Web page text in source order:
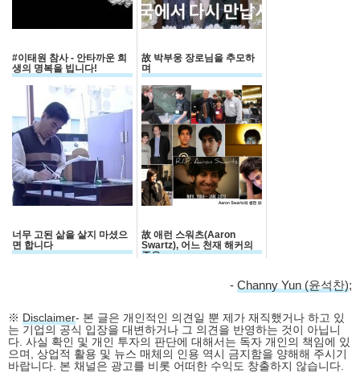
#이태원 참사 - 안타까운 희
생의 명복을 빕니다!
故 박부웅 장로님을 추모하
며
너무 고된 삶을 살지 마셨으
면 합니다
故 애런 스워츠(Aaron
Swartz), 어느 천재 해커의
죽음
- Channy Yun (윤석찬);
※ Disclaimer- 본 글은 개인적인 의견일 뿐 제가 재직했거나 하고 있
는 기업의 공식 입장을 대변하거나 그 의견을 반영하는 것이 아닙니
다. 사실 확인 및 개인 투자의 판단에 대해서는 독자 개인의 책임에 있
으며, 상업적 활용 및 뉴스 매체의 인용 역시 금지함을 양해해 주시기
바랍니다. 본 채널은 광고를 비롯 어떠한 수익도 창출하지 않습니다.